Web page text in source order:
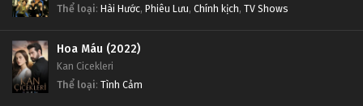
Thể loại: Hài Hước, Phiêu Lưu, Chính kịch, TV Shows
Hoa Máu (2022)
Kan Cicekleri
Thể loại: Tình Cảm